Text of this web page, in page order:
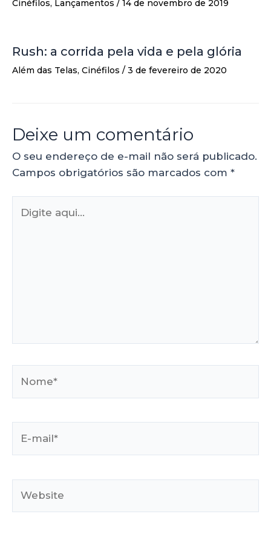
Cinéfilos, Lançamentos / 14 de novembro de 2019
Rush: a corrida pela vida e pela glória
Além das Telas, Cinéfilos / 3 de fevereiro de 2020
Deixe um comentário
O seu endereço de e-mail não será publicado.
Campos obrigatórios são marcados com *